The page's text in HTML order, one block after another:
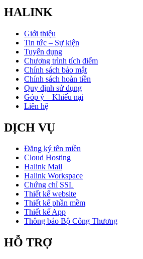
HALINK
Giới thiệu
Tin tức – Sự kiện
Tuyển dụng
Chương trình tích điểm
Chính sách bảo mật
Chính sách hoàn tiền
Quy định sử dụng
Góp ý – Khiếu nại
Liên hệ
DỊCH VỤ
Đăng ký tên miền
Cloud Hosting
Halink Mail
Halink Workspace
Chứng chỉ SSL
Thiết kế website
Thiết kế phần mềm
Thiết kế App
Thông báo Bộ Công Thương
HỖ TRỢ